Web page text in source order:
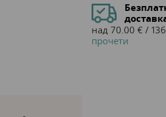
над 70.00 € /
прочети